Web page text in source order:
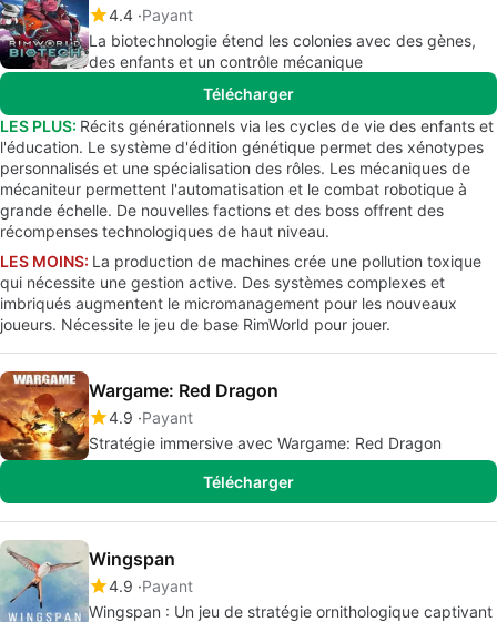
4.4 Payant
La biotechnologie étend les colonies avec des gènes,
des enfants et un contrôle mécanique
Télécharger
LES PLUS: Récits générationnels via les cycles de vie des enfants et
l'éducation. Le système d'édition génétique permet des xénotypes
personnalisés et une spécialisation des rôles. Les mécaniques de
mécaniteur permettent l'automatisation et le combat robotique à
grande échelle. De nouvelles factions et des boss offrent des
récompenses technologiques de haut niveau.
LES MOINS: La production de machines crée une pollution toxique
qui nécessite une gestion active. Des systèmes complexes et
imbriqués augmentent le micromanagement pour les nouveaux
joueurs. Nécessite le jeu de base RimWorld pour jouer.
Wargame: Red Dragon
4.9 Payant
Stratégie immersive avec Wargame: Red Dragon
Télécharger
Wingspan
4.9 Payant
Wingspan : Un jeu de stratégie ornithologique captivant